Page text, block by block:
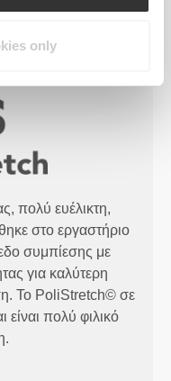
only
πολύ ευέλικτη,
στο εργαστήριο
συμπίεσης με
για καλύτερη
Το PoliStretch© σε
είναι πολύ φιλικό